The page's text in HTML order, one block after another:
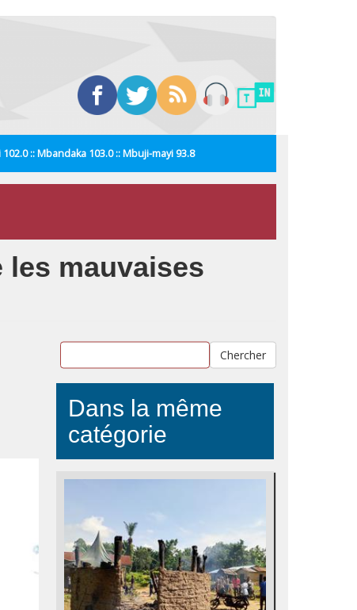
:: Mbandaka 103.0 :: Mbuji-mayi 93.8
les mauvaises
Chercher
Dans la même
catégorie